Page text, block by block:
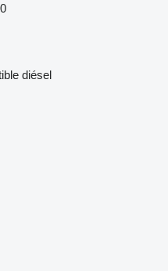
diésel